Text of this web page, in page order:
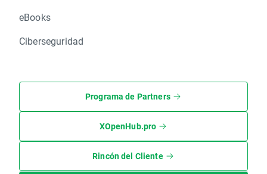
eBooks
Ciberseguridad
Programa de Partners
XOpenHub.pro
Rincón del Cliente